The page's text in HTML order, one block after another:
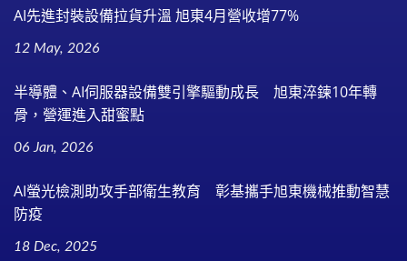
AI先進封裝設備拉貨升溫 旭東4月營收增77%
12 May, 2026
半導體、AI伺服器設備雙引擎驅動成長 旭東淬鍊10年轉
骨，營運進入甜蜜點
06 Jan, 2026
AI螢光檢測助攻手部衛生教育 彰基攜手旭東機械推動智慧
防疫
18 Dec, 2025